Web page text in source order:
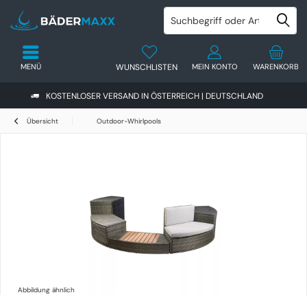
KOSTENLOSER VERSAND IN ÖSTERREICH | DEUTSCHLAND
WARENKORB
WUNSCHLISTEN MEIN KONTO
MENÜ
Übersicht Outdoor-Whirlpools
Abbildung ähnlich